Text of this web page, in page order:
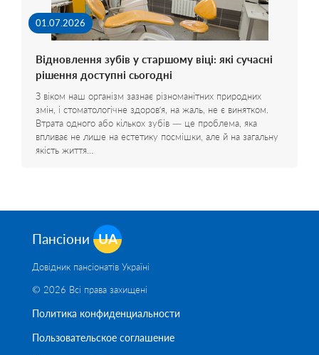
01.07.2026
Відновлення зубів у старшому віці: які сучасні
рішення доступні сьогодні
З віком наш організм зазнає різноманітних природних
змін, і стоматологічне здоров’я, на жаль, не є винятком.
Втрата одного або кількох зубів — це проблема, яка
впливає не лише на естетику посмішки, але й на загальну
якість життя…
Пансіони UA
Довідник пансіонатів Україні
© 2026 Всі права захищені
Политика конфиденциальности
Пользовательское соглашение